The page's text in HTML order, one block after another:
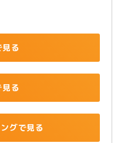
る
る
グで見る